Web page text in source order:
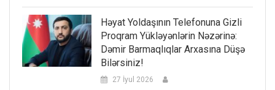
Həyat Yoldaşının Telefonuna Gizli
Proqram Yükləyənlərin Nəzərinə:
Dəmir Barmaqlıqlar Arxasına Düşə
Bilərsiniz!
27 İyul 2026